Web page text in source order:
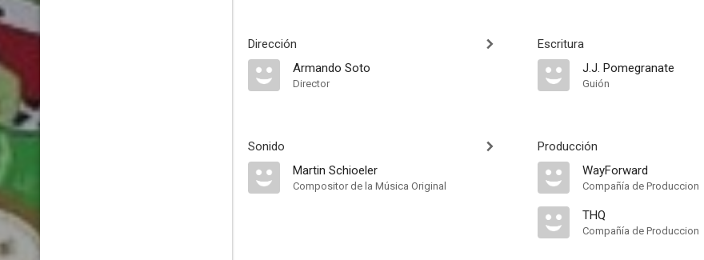
Dirección
Armando Soto
Director
Sonido
Martin Schioeler
Compositor de la Música Original
Escritura
J.J. Pomegranate
Guión
Producción
WayForward
Compañía de Produccion
THQ
Compañía de Produccion